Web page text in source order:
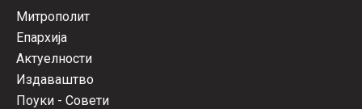
Митрополит
Епархија
Актуелности
Издаваштво
Поуки - Совети